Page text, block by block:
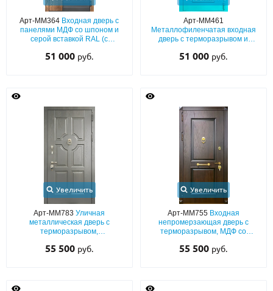
Арт-ММ364 Входная дверь с
панелями МДФ со шпоном и
серой вставкой RAL (с
51 000 руб.
Арт-ММ461
Металлофиленчатая входная
дверь с терморазрывом и
голубых оттенков
51 000 руб.
Увеличить
Арт-ММ783Уличная
металлическая дверь с
терморазрывом,
МДФ (серый окрас по RAL) с
55 500 руб.
Увеличить
Арт-ММ755 Входная
непромерзающая дверь с
терморазрывом, МДФ со
кнокером и парадной ручкой
55 500 руб.